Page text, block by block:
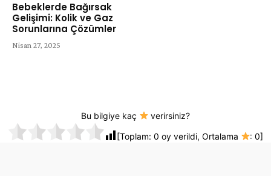
Bebeklerde Bağırsak
Gelişimi: Kolik ve Gaz
Sorunlarına Çözümler
Nisan 27, 2025
Bu bilgiye kaç
verirsiniz?
[Toplam: 0 oy verildi, Ortalama :0]